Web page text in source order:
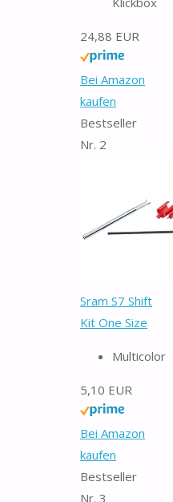
24,88 EUR
Bei Amazon
kaufen
Bestseller
Nr. 2
Sram S7 Shift
Kit One Size
Multicolor
5,10 EUR
Bei Amazon
kaufen
Bestseller
Nr. 3